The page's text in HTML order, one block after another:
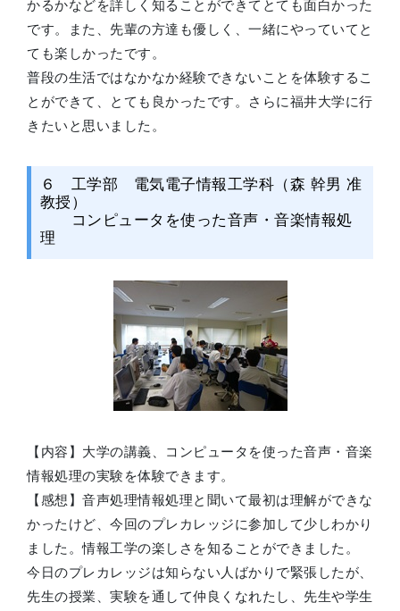
かるかなどを詳しく知ることができてとても面白かった
です。また、先輩の方達も優しく、一緒にやっていてと
ても楽しかったです。
普段の生活ではなかなか経験できないことを体験するこ
とができて、とても良かったです。さらに福井大学に行
きたいと思いました。
６ 工学部 電気電子情報工学科（森 幹男 准
教授）
コンピュータを使った音声・音楽情報処
理
【内容】大学の講義、コンピュータを使った音声・音楽
情報処理の実験を体験できます。
【感想】音声処理情報処理と聞いて最初は理解ができな
かったけど、今回のプレカレッジに参加して少しわかり
ました。情報工学の楽しさを知ることができました。
今日のプレカレッジは知らない人ばかりで緊張したが、
先生の授業、実験を通して仲良くなれたし、先生や学生